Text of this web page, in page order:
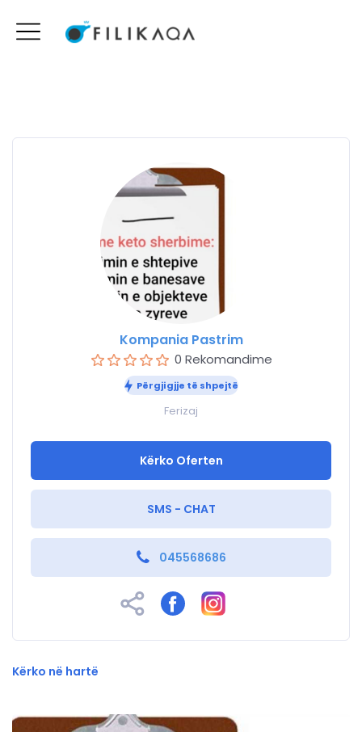
Kompania Pastrim
0 Rekomandime
Përgjigjje të shpejtë
Ferizaj
Kërko Oferten
SMS - CHAT
045568686
Kërko në hartë